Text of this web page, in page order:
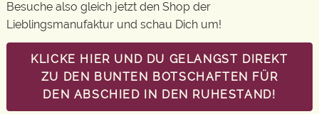
Besuche also gleich jetzt den Shop der
Lieblingsmanufaktur und schau Dich um!
KLICKE HIER UND DU GELANGST DIREKT
ZU DEN BUNTEN BOTSCHAFTEN FÜR
DEN ABSCHIED IN DEN RUHESTAND!